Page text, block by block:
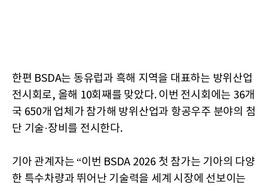
한편 BSDA는 동유럽과 흑해 지역을 대표하는 방위산업
전시회로, 올해 10회째를 맞았다. 이번 전시회에는 36개
국 650개 업체가 참가해 방위산업과 항공우주 분야의 첨
단 기술·장비를 전시한다.
기아 관계자는 “이번 BSDA 2026 첫 참가는 기아의 다양
한 특수차량과 뛰어난 기술력을 세계 시장에 선보이는